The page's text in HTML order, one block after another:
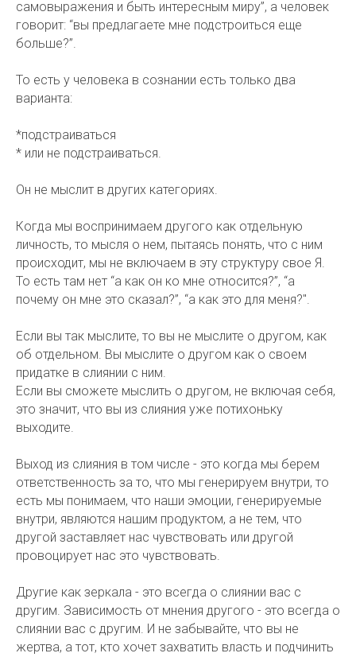
самовыражения и быть интересным миру”, а человек
говорит: “вы предлагаете мне подстроиться еще
больше?”.
То есть у человека в сознании есть только два
варианта:
*подстраиваться
* или не подстраиваться.
Он не мыслит в других категориях.
Когда мы воспринимаем другого как отдельную
личность, то мысля о нем, пытаясь понять, что с ним
происходит, мы не включаем в эту структуру свое Я.
То есть там нет “а как он ко мне относится?”, “а
почему он мне это сказал?”, “а как это для меня?".
Если вы так мыслите, то вы не мыслите о другом, как
об отдельном. Вы мыслите о другом как о своем
придатке в слиянии с ним.
Если вы сможете мыслить о другом, не включая себя,
это значит, что вы из слияния уже потихоньку
выходите.
Выход из слияния в том числе - это когда мы берем
ответственность за то, что мы генерируем внутри, то
есть мы понимаем, что наши эмоции, генерируемые
внутри, являются нашим продуктом, а не тем, что
другой заставляет нас чувствовать или другой
провоцирует нас это чувствовать.
Другие как зеркала - это всегда о слиянии вас с
другим. Зависимость от мнения другого - это всегда о
слиянии вас с другим. И не забывайте, что вы не
жертва, а тот, кто хочет захватить власть и подчинить